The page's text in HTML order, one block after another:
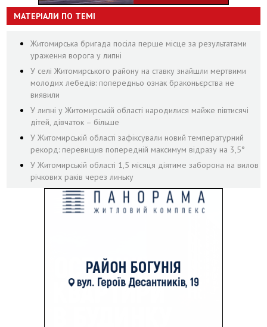
МАТЕРІАЛИ ПО ТЕМІ
Житомирська бригада посіла перше місце за результатами
ураження ворога у липні
У селі Житомирського району на ставку знайшли мертвими
молодих лебедів: попередньо ознак браконьєрства не
виявили
У липні у Житомирській області народилися майже півтисячі
дітей, дівчаток – більше
У Житомирській області зафіксували новий температурний
рекорд: перевищив попередній максимум відразу на 3,5°
У Житомирській області 1,5 місяця діятиме заборона на вилов
річкових раків через линьку